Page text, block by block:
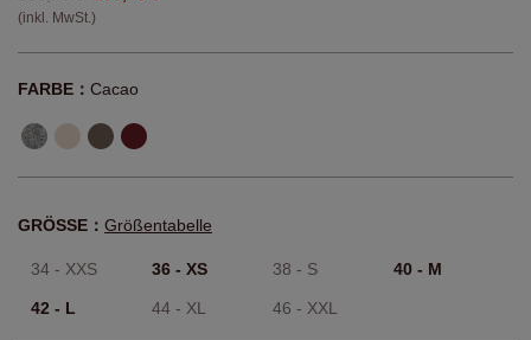
(inkl. MwSt.)
FARBE： Cacao
GRÖSSE： Größentabelle
34 - XXS 36 - XS 38 - S 40 - M
42 - L 44 - XL 46 - XXL